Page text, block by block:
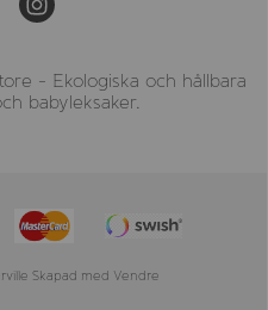
- Ekologiska och hållbara
babyleksaker.
Skapad med Vendre